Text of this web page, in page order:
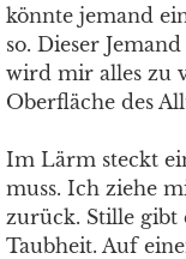
könnte jemand
so. Dieser
wird mir alles zu
Oberfläche des
Im Lärm steckt
muss. Ich ziehe
zurück. Stille gibt
Taubheit. Auf